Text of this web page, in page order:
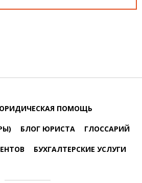
ПОМОЩЬ
БЛОГ ЮРИСТА ГЛОССАРИЙ
БУХГАЛТЕРСКИЕ УСЛУГИ